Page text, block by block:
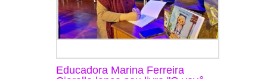
Educadora Marina Ferreira